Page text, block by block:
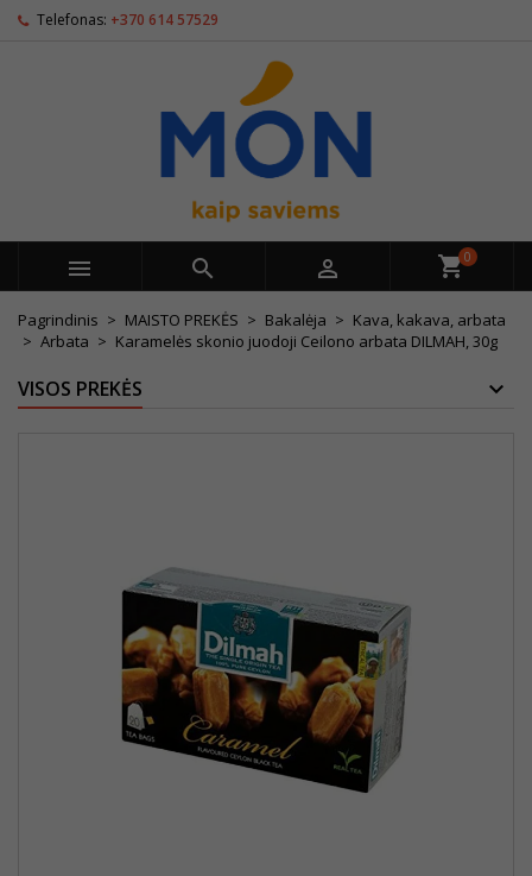
Telefonas: +370 614 57529
   0
Pagrindinis MAISTO PREKĖS Bakalėja
Kava, kakava, arbata
Arbata
Karamelės skonio juodoji Ceilono arbata DILMAH, 30g
VISOS PREKĖS